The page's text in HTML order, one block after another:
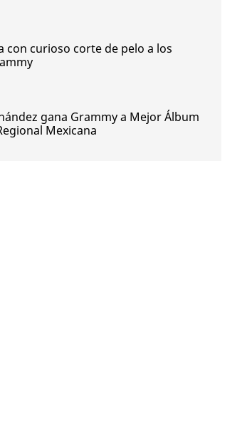
con curioso corte de pelo a los
gana Grammy a Mejor Álbum
Mexicana